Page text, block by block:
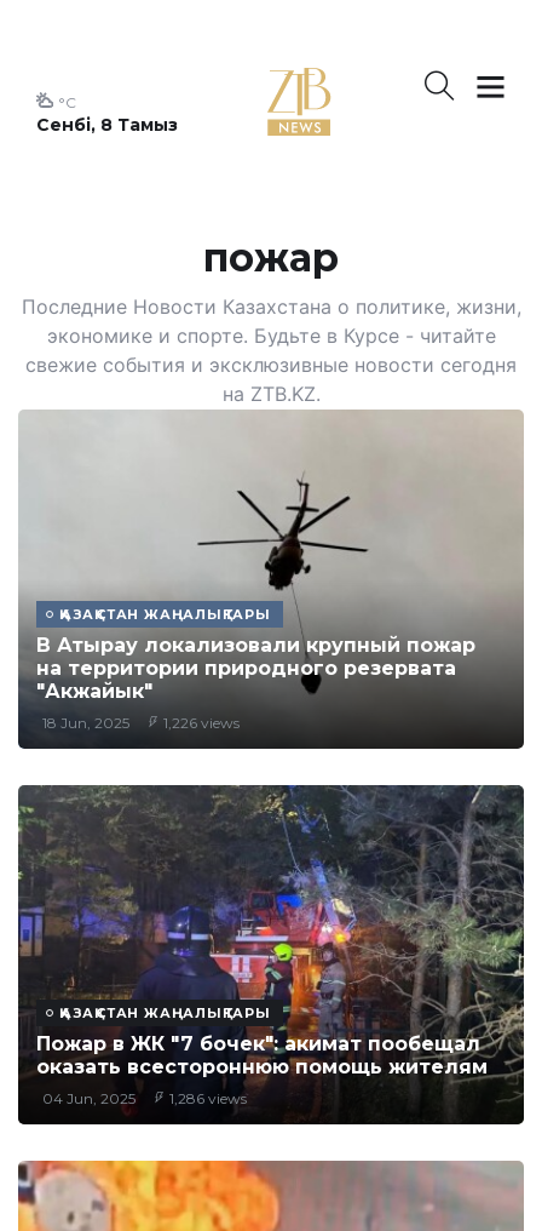
Сенбі, 8 Тамыз
°C
пожар
Последние Новости Казахстана о политике, жизни,
экономике и спорте. Будьте в Курсе - читайте
свежие события и эксклюзивные новости сегодня
на ZTB.KZ.
ҚАЗАҚСТАН ЖАҢАЛЫҚТАРЫ
В Атырау локализовали крупный пожар
на территории природного резервата
"Акжайык"
18 Jun, 2025 1,226 views
ҚАЗАҚСТАН ЖАҢАЛЫҚТАРЫ
Пожар в ЖК "7 бочек": акимат пообещал
оказать всестороннюю помощь жителям
04 Jun, 2025 1,286 views